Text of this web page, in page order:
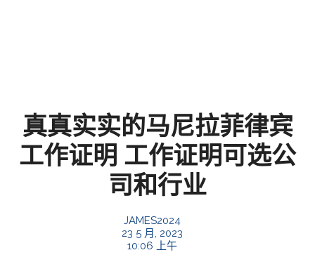
真真实实的马尼拉菲律宾
工作证明 工作证明可选公
司和行业
JAMES2024
23 5 月, 2023
10:06 上午